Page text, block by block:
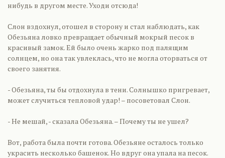
нибудь в другом месте. Уходи отсюда!
Слон вздохнул, отошел в сторону и стал наблюдать, как
Обезьяна ловко превращает обычный мокрый песок в
красивый замок. Ей было очень жарко под палящим
солнцем, но она так увлеклась, что не могла оторваться от
своего занятия.
- Обезьяна, ты бы отдохнула в тени. Солнышко пригревает,
может случиться тепловой удар! – посоветовал Слон.
- Не мешай, - сказала Обезьяна. – Почему ты не ушел?
Вот, работа была почти готова. Обезьяне осталось только
украсить несколько башенок. Но вдруг она упала на песок.